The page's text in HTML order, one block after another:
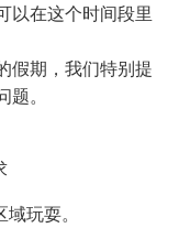
以在这个时间段里
假期，我们特别提
。
玩耍。